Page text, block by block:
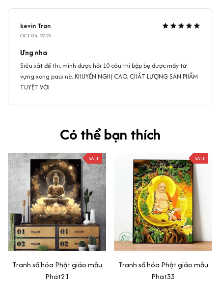
kevin Tran
OCT 04, 2024
Ưng nha
Siêu sát đề thi, mình được hỏi 10 câu thì bập bẹ được mấy từ
vựng xong pass nè, KHUYẾN NGHỊ CAO, CHẤT LƯỢNG SẢN PHẨM
TUYỆT VỜI
Có thể bạn thích
SALE
Tranh số hóa Phật giáo mẫu
Phat21
SALE
Tranh số hóa Phật giáo mẫu
Phat33